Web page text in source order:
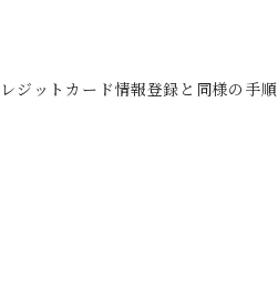
ジットカード情報登録と同様の手順